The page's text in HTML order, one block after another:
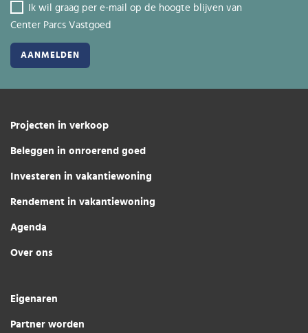
Ik wil graag per e-mail op de hoogte blijven van
Center Parcs Vastgoed
Projecten in verkoop
Beleggen in onroerend goed
Investeren in vakantiewoning
Rendement in vakantiewoning
Agenda
Over ons
Eigenaren
Partner worden